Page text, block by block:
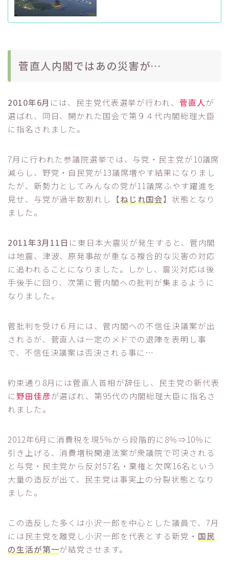
菅直人内閣ではあの災害が…
2010年6月 には、民主党代表選挙が行われ、 菅直人が
選ばれ、同日、開かれた国会で第９４代内閣総理大臣
に指名されました。
7月に行われた参議院選挙では、与党・民主党が10議席
減らし、野党・自民党が13議席増やす結果になりまし
たが、新勢力としてみんなの党が11議席ふやす躍進を
見せ、与党が過半数割れし【ねじれ国会】状態となり
ました。
2011年3月11日 に東日本大震災が発生すると、菅内閣
は地震、津波、原発事故が重なる複合的な災害の対応
に追われることになりました。しかし、震災対応は後
手後手に回り、次第に菅内閣への批判が集まるように
なりました。
菅批判を受け６月には、菅内閣への不信任決議案が出
されるが、菅直人は一定のメドでの退陣を表明し事
で、不信任決議案は否決される事に…
約束通り8月には菅直人首相が辞任し、民主党の新代表
に野田佳彦が選ばれ、第95代の内閣総理大臣に指名さ
れました。
2012年6月に消費税を現5％から段階的に8％⇒10％に
引き上げる、消費増税関連法案が衆議院で可決される
と与党・民主党から反対57名・棄権と欠席16名という
大量の造反が出て、民主党は事実上の分裂状態となり
ました。
この造反した多くは小沢一郎を中心とした議員で、7月
には民主党を離党し小沢一郎を代表とする新党・ 国民
の生活が第一が結党させます。